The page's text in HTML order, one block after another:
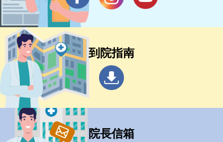
到院指南
院長信箱